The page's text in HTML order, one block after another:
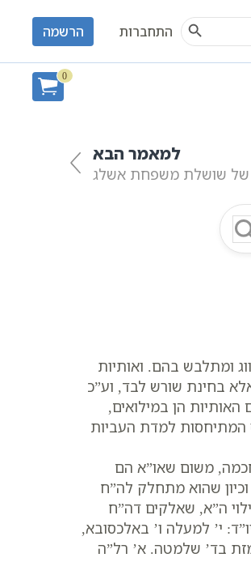
Search Button
התחברות הרשמה
0
למאמר הבא
של שושלת משפחת אשלג
ומתלבש בהם. ואותיות
בחינת שורש לבד, וע”כ
הן במילואים,
המתיחסות למדת העביות
משום שאו”א הם
שהוא מתחלק לה”ח
ה”א, שאלקים דה”ח
י’ למעלה ו’ באלכסובא,
בד’ שלמטה. א’ רל”ה